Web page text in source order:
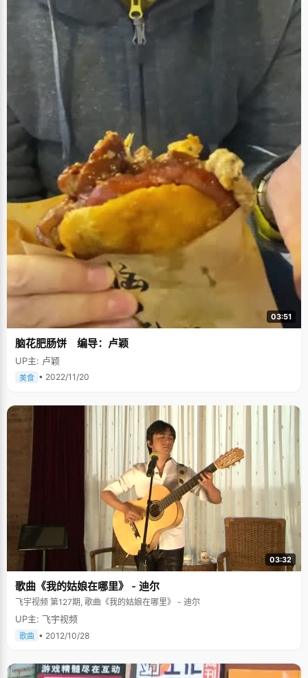
03:51
脑花肥肠饼 编导：卢颖
UP主: 卢颖
美食 • 2022/11/20
03:32
歌曲《我的姑娘在哪里》 - 迪尔
飞宇视频 第127期, 歌曲《我的姑娘在哪里》 - 迪尔
UP主: 飞宇视频
歌曲 • 2012/10/28